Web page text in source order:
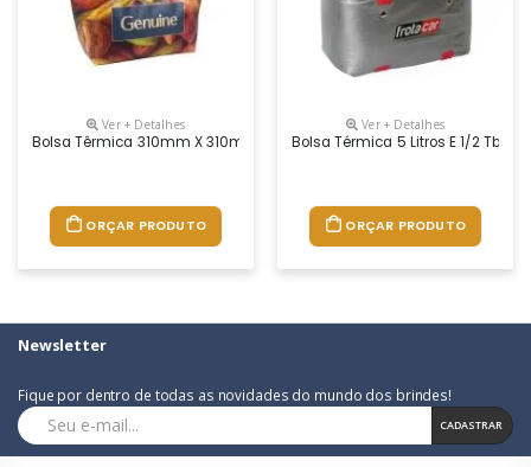
Ver + Detalhes
Bolsa Têrmica 310mm X 310mm X 140 Mm Bg - 5x5 Cor Es
ORÇAR PRODUTO
Ver + Detalhes
Bolsa Térmica 5 Litros E 1/2 Tb 12
ORÇAR PRODUTO
Newsletter
Fique por dentro de todas as novidades do mundo dos brindes!
CADASTRAR